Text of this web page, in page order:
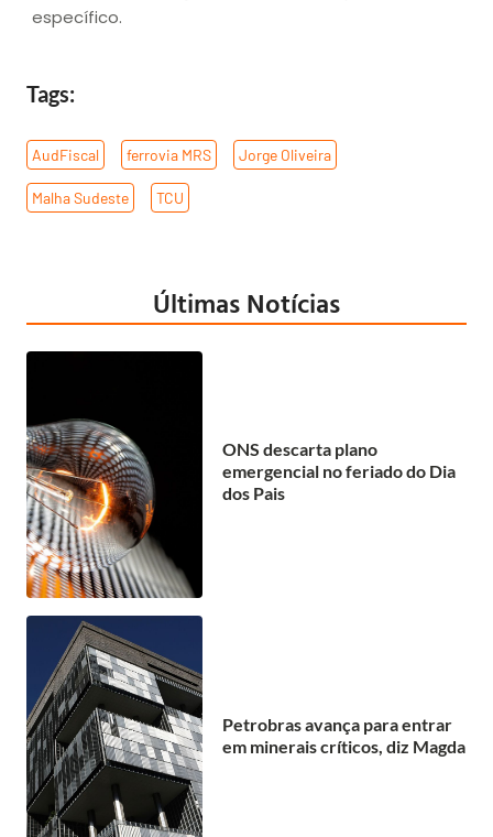
específico.
Tags:
AudFiscal ferrovia MRS Jorge Oliveira
Malha Sudeste TCU
Últimas Notícias
ONS descarta plano
emergencial no feriado do Dia
dos Pais
Petrobras avança para entrar
em minerais críticos, diz Magda